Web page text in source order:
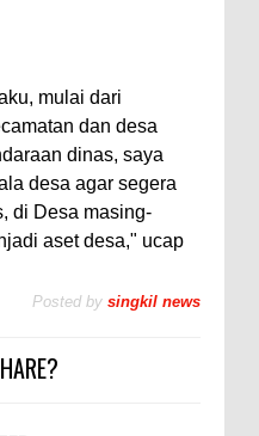
mulai dari
dan desa
dinas, saya
desa agar segera
di Desa masing-
aset desa," ucap
Posted by singkil news